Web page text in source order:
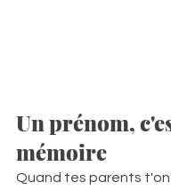
Un prénom,
mémoire
Quand tes parents